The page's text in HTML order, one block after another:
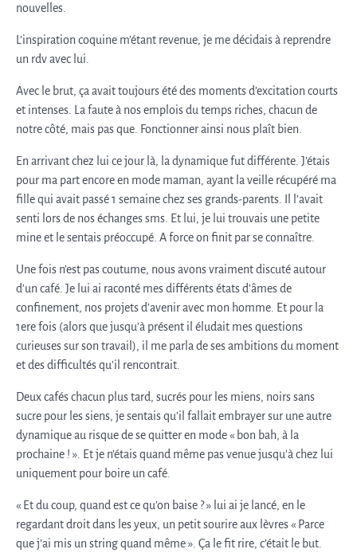
nouvelles.
L’inspiration coquine m’étant revenue, je me décidais à reprendre
un rdv avec lui.
Avec le brut, ça avait toujours été des moments d’excitation courts
et intenses. La faute à nos emplois du temps riches, chacun de
notre côté, mais pas que. Fonctionner ainsi nous plaît bien.
En arrivant chez lui ce jour là, la dynamique fut différente. J’étais
pour ma part encore en mode maman, ayant la veille récupéré ma
fille qui avait passé 1 semaine chez ses grands-parents. Il l’avait
senti lors de nos échanges sms. Et lui, je lui trouvais une petite
mine et le sentais préoccupé. A force on finit par se connaître.
Une fois n’est pas coutume, nous avons vraiment discuté autour
d’un café. Je lui ai raconté mes différents états d’âmes de
confinement, nos projets d’avenir avec mon homme. Et pour la
1ere fois (alors que jusqu’à présent il éludait mes questions
curieuses sur son travail), il me parla de ses ambitions du moment
et des difficultés qu’il rencontrait.
Deux cafés chacun plus tard, sucrés pour les miens, noirs sans
sucre pour les siens, je sentais qu’il fallait embrayer sur une autre
dynamique au risque de se quitter en mode « bon bah, à la
prochaine ! ». Et je n’étais quand même pas venue jusqu’à chez lui
uniquement pour boire un café.
« Et du coup, quand est ce qu’on baise ? » lui ai je lancé, en le
regardant droit dans les yeux, un petit sourire aux lèvres « Parce
que j’ai mis un string quand même ». Ça le fit rire, c’était le but.